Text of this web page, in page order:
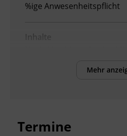
%ige Anwesenheitspflicht
Inhalte
Hubstaplers
Mehr
Termine